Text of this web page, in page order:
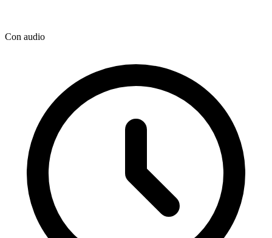
Con audio